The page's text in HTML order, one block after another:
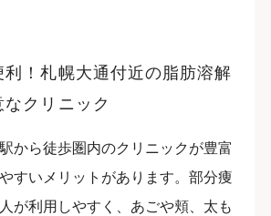
利！札幌大通付近の脂肪溶解
クリニック
から徒歩圏内のクリニックが豊富
すいメリットがあります。部分痩
が利用しやすく、あごや頬、太も